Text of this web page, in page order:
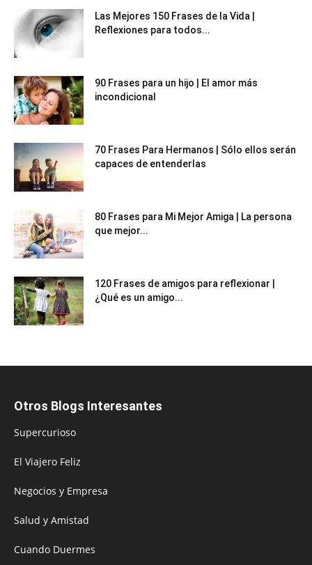
Las Mejores 150 Frases de la Vida |
Reflexiones para todos...
90 Frases para un hijo | El amor más
incondicional
70 Frases Para Hermanos | Sólo ellos serán
capaces de entenderlas
80 Frases para Mi Mejor Amiga | La persona
que mejor...
120 Frases de amigos para reflexionar |
¿Qué es un amigo...
Otros Blogs Interesantes
Supercurioso
El Viajero Feliz
Negocios y Empresa
Salud y Amistad
Cuando Duermes